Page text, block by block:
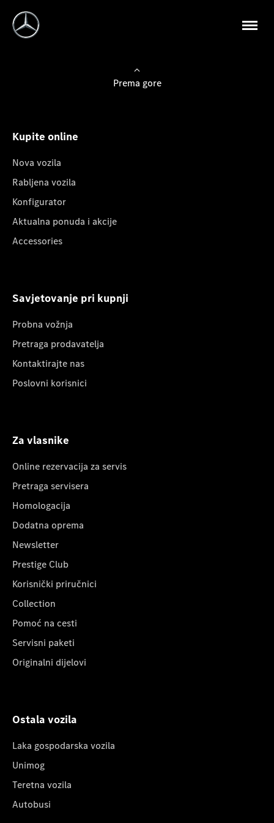
Prema gore
Kupite online
Nova vozila
Rabljena vozila
Konfigurator
Aktualna ponuda i akcije
Accessories
Savjetovanje pri kupnji
Probna vožnja
Pretraga prodavatelja
Kontaktirajte nas
Poslovni korisnici
Za vlasnike
Online rezervacija za servis
Pretraga servisera
Homologacija
Dodatna oprema
Newsletter
Prestige Club
Korisnički priručnici
Collection
Pomoć na cesti
Servisni paketi
Originalni dijelovi
Ostala vozila
Laka gospodarska vozila
Unimog
Teretna vozila
Autobusi